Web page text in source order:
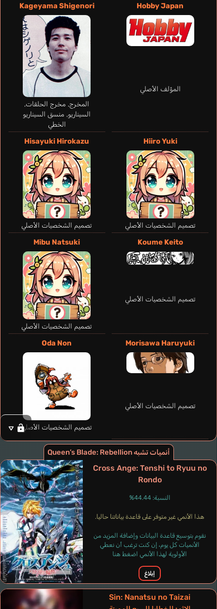
Hobby Japan
المؤلف الأصلي
Kageyama Shigenori
المخرج, مخرج الحلقات,
السيناريو, منسق السيناريو
الخطي
Hiiro Yuki
تصميم الشخصيات الأصلي
Hisayuki Hirokazu
تصميم الشخصيات الأصلي
Koume Keito
تصميم الشخصيات الأصلي
Mibu Natsuki
تصميم الشخصيات الأصلي
Morisawa Haruyuki
تصميم الشخصيات الأصلي
Oda Non
تصميم الشخصيات الأصلي
Sheh Stephanie
Aldra
Taketatsu Ayana
Belphe
Newman Michelle
أنميات تشبه Queen’s Blade: Rebellion
Cross Ange: Tenshi to Ryuu no
Rondo
النسبة: 44.44%
هذا الأنمي غير متوفر على قاعدة بياناتنا حاليا.
نقوم بتوسيع قاعدة البيانات وإضافة المزيد من
الأنميات كل يوم، إن كنت ترغب أن نعطي
الأولوية لهذا الأنمي اضغط هنا
إبلاغ
Sin: Nanatsu no Taizai